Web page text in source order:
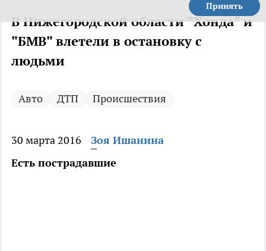
Принять
В Нижегородской области "Хонда" и
"БМВ" влетели в остановку с
людьми
Авто ДТП Происшествия
30 марта 2016
Зоя Ишанина
Есть пострадавшие